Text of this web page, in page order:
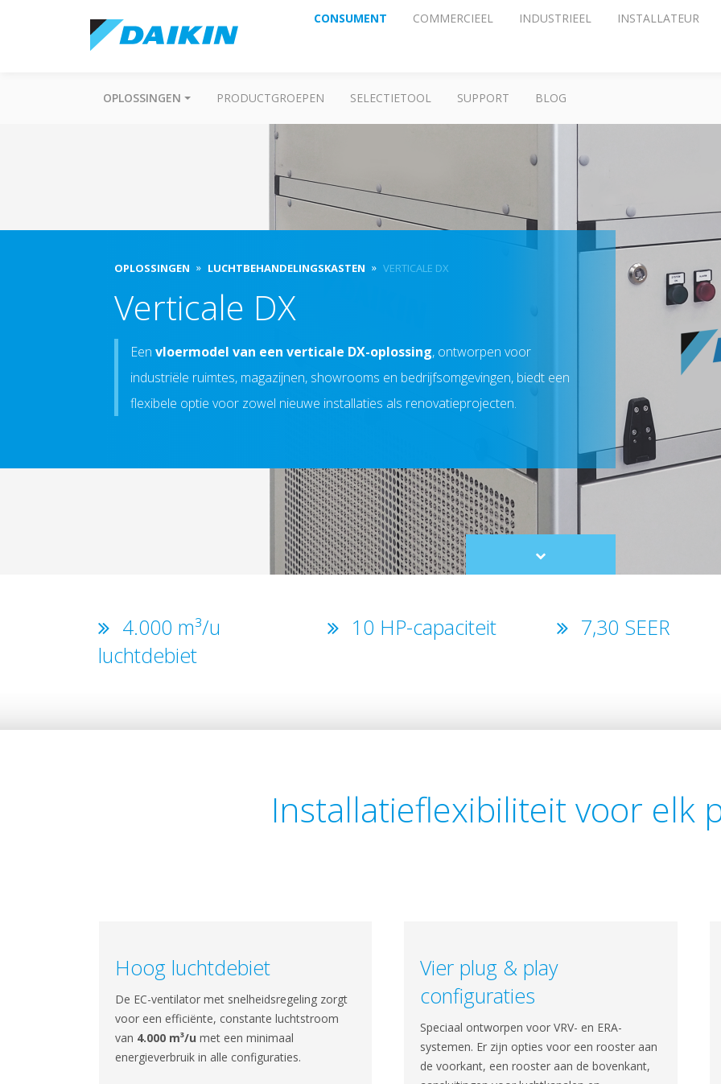
CONSUMENT COMMERCIEEL INDUSTRIEEL INSTALLATEUR
OPLOSSINGEN PRODUCTGROEPEN SELECTIETOOL SUPPORT BLOG
OPLOSSINGEN LUCHTBEHANDELINGSKASTEN VERTICALE DX
Verticale DX
Een vloermodel van een verticale DX-oplossing, ontworpen voor
industriële ruimtes, magazijnen, showrooms en bedrijfsomgevingen, biedt een
flexibele optie voor zowel nieuwe installaties als renovatieprojecten.
Scroll
to
4.000 m³/u
luchtdebiet
10 HP-capaciteit 7,30 SEER
Installatieflexibiliteit voor elk
Hoog luchtdebiet
De EC-ventilator met snelheidsregeling zorgt
voor een efficiënte, constante luchtstroom
van 4.000 m³/u met een minimaal
energieverbruik in alle configuraties.
Vier plug & play
configuraties
Speciaal ontworpen voor VRV- en ERA-
systemen. Er zijn opties voor een rooster aan
de voorkant, een rooster aan de bovenkant,